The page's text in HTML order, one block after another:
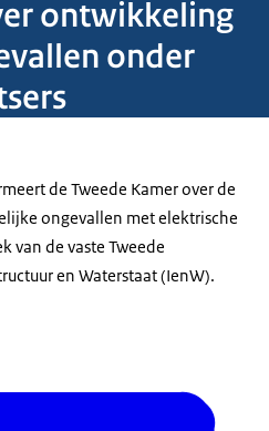
ontwikkeling
onder
de Tweede Kamer over de
ongevallen met elektrische
van de vaste Tweede
en Waterstaat (IenW).